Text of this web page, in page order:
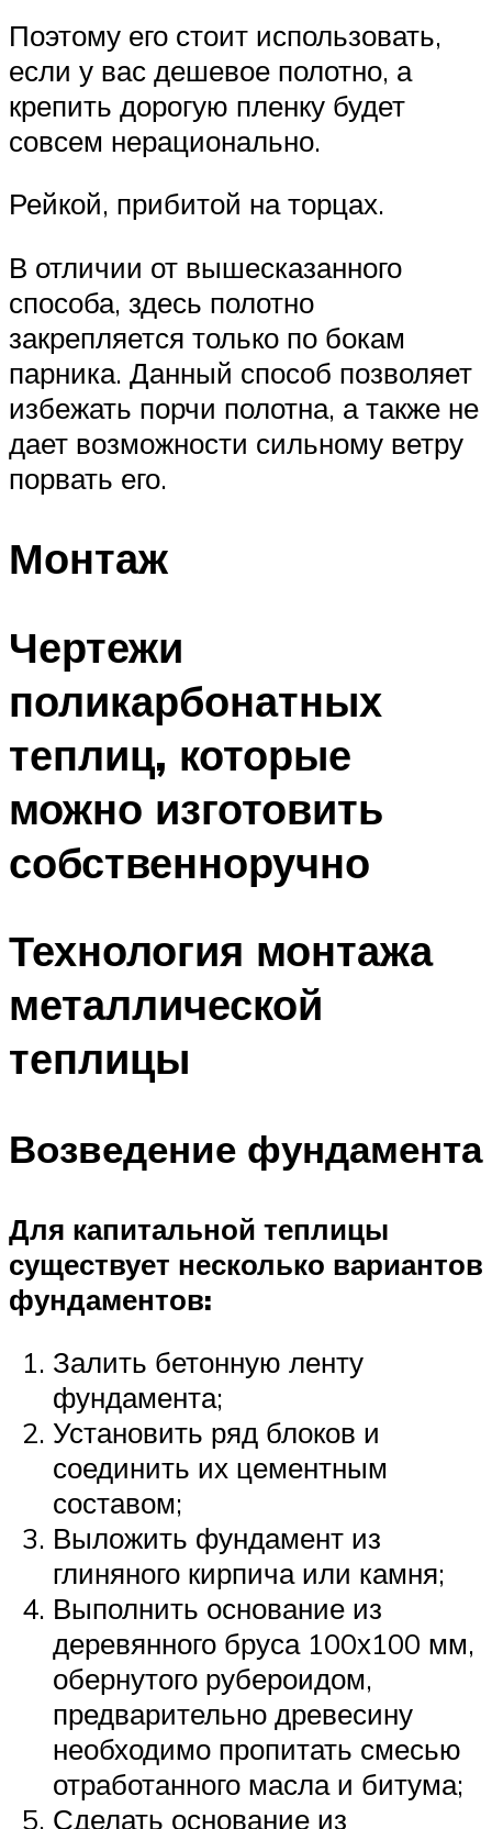
Поэтому его стоит использовать,
если у вас дешевое полотно, а
крепить дорогую пленку будет
совсем нерационально.
Рейкой, прибитой на торцах.
В отличии от вышесказанного
способа, здесь полотно
закрепляется только по бокам
парника. Данный способ позволяет
избежать порчи полотна, а также не
дает возможности сильному ветру
порвать его.
Монтаж
Чертежи
поликарбонатных
теплиц, которые
можно изготовить
собственноручно
Технология монтажа
металлической
теплицы
Возведение фундамента
Для капитальной теплицы
существует несколько вариантов
фундаментов:
Залить бетонную ленту
фундамента;
Установить ряд блоков и
соединить их цементным
составом;
Выложить фундамент из
глиняного кирпича или камня;
Выполнить основание из
деревянного бруса 100х100 мм,
обернутого рубероидом,
предварительно древесину
необходимо пропитать смесью
отработанного масла и битума;
Сделать основание из